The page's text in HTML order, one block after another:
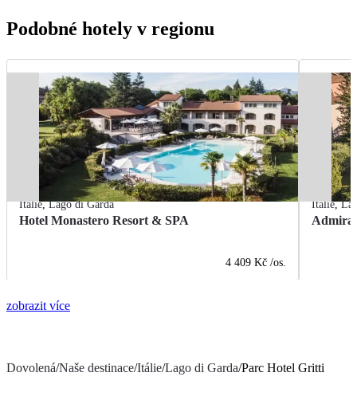
Podobné hotely v regionu
Itálie,Lago di Garda
Hotel Monastero Resort & SPA
4 409 Kč /os.
Itálie,
zobrazit více
Dovolená/Naše destinace/Itálie/Lago di Garda/Parc Hotel Gritti